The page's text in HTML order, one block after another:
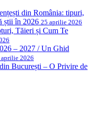
din România: tipuri,
știi în 2026 25 aprilie 2026
Tăieri și Cum Te
– 2027 / Un Ghid
2026
București – O Privire de